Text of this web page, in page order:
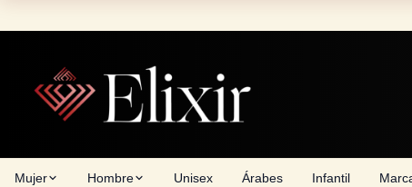
to
Mujer Hombre Unisex Árabes Infantil